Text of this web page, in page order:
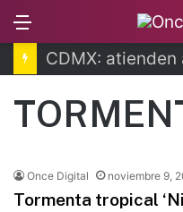
Once Digital noviembre 9,
Tormenta tropical